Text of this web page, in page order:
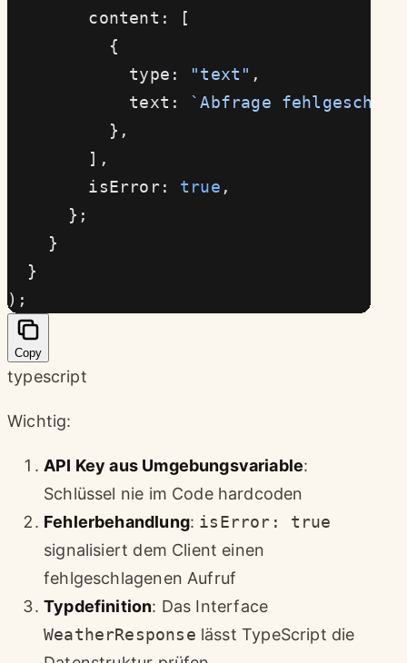
        content: [
          {
            type:
"text" ,
            text:
`Abfrage
          },
        ],
        isError:
true ,
      };
    }
  }
);
Copy
typescript
Wichtig:
API Key aus Umgebungsvariable:
Schlüssel nie im Code hardcoden
Fehlerbehandlung: isError: true
signalisiert dem Client einen
fehlgeschlagenen Aufruf
Typdefinition: Das Interface
WeatherResponse lässt TypeScript die